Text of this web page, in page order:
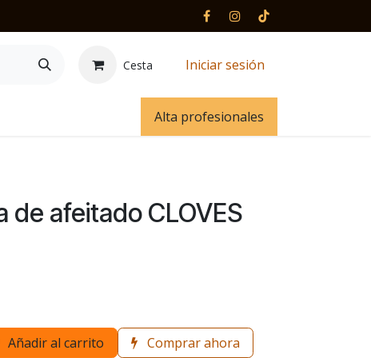
Cesta Iniciar sesión
Alta profesionales
de afeitado CLOVES
Añadir al carrito Comprar ahora